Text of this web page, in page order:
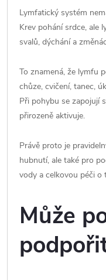
Lymfatický systém
Krev pohání srdce, ale
svalů, dýchání a
To znamená, že lymfu
chůze, cvičení, tanec,
Při pohybu se zapojují
přirozeně aktivuje.
Právě proto je
hubnutí, ale také pro
vody a celkovou péči o
Může